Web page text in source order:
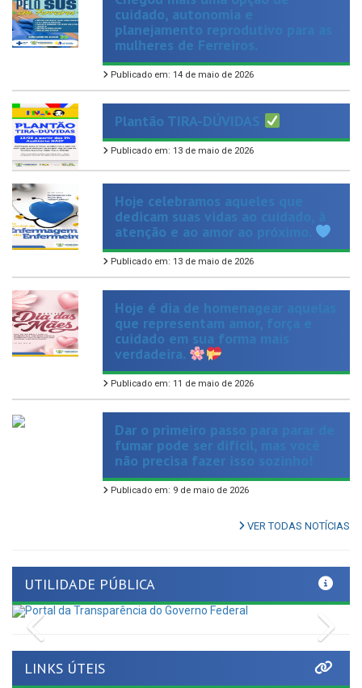
mulheres de Ferreiros.
Publicado em: 14 de maio de 2026
Plantão TIRA-DÚVIDAS
Publicado em: 13 de maio de 2026
Hoje celebramos aqueles que
dedicam suas vidas ao cuidado, à
atenção e ao amor ao próximo.
Publicado em: 13 de maio de 2026
Hoje é dia de homenagear aquelas
que representam amor, força e
cuidado em sua forma mais
verdadeira.
Publicado em: 11 de maio de 2026
Dar o primeiro passo para parar de
fumar pode ser difícil, mas você
não precisa fazer isso sozinho!
Publicado em: 9 de maio de 2026
VER TODAS NOTÍCIAS
Previous
LINKS ÚTEIS
Tribunal de Contas de Pernambuco